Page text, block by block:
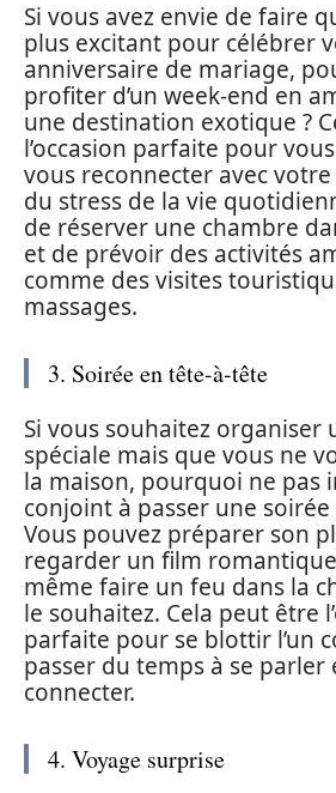
Si vous avez envie de faire
plus excitant pour célébrer
anniversaire de mariage,
profiter d’un week-end en
une destination exotique ?
l’occasion parfaite pour
vous reconnecter avec
du stress de la vie
de réserver une chambre
et de prévoir des activités
comme des visites
massages.
3. Soirée en tête-à-tête
Si vous souhaitez organiser
spéciale mais que vous ne
la maison, pourquoi ne pas
conjoint à passer une
Vous pouvez préparer son
regarder un film
même faire un feu dans la
le souhaitez. Cela peut être
parfaite pour se blottir l’un
passer du temps à se parler
connecter.
4. Voyage surprise